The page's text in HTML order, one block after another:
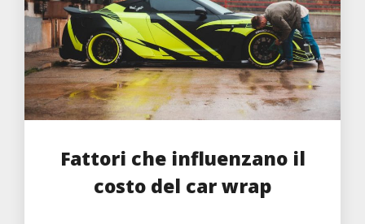
Fattori che influenzano il
costo del car wrap